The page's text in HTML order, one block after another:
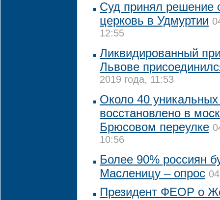
Суд принял решение
церковь в Удмуртии
12:55
Ликвидированный
Львове
2019 года, 11:53
Около 40
восстановлено в
Брюсовом переулке
10:56
Более 90% россиян
Масленицу – опрос
Президент ФЕОР о